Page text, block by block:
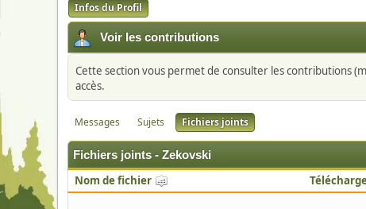
Infos du Profil
Voir les contributions
Cette section vous permet de consulter les contributions
accès.
Messages Sujets Fichiers joints
Fichiers joints - Zekovski
Nom de fichier